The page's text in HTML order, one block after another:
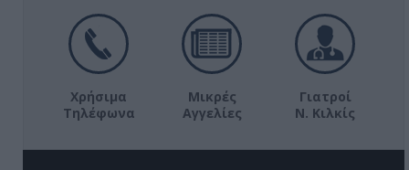
Χρήσιμα
Τηλέφωνα
Μικρές
Αγγελίες
Γιατροί
Ν. Κιλκίς